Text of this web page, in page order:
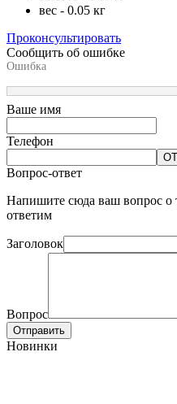
вес - 0.05 кг
Проконсультировать
Сообщить об ошибке
Ошибка
Ваше имя
Телефон
Вопрос-ответ
Напишите сюда ваш вопрос о
ответим
Заголовок
Вопрос
Отправить
Новинки